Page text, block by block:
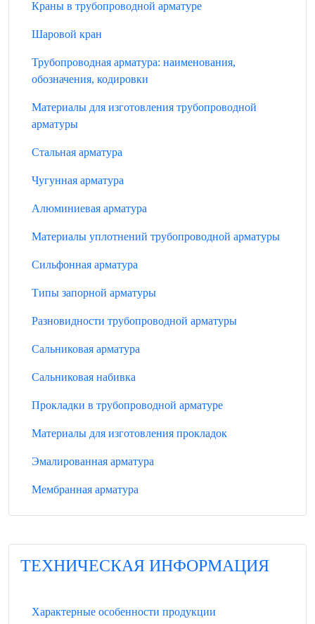
Краны в трубопроводной арматуре
Шаровой кран
Трубопроводная арматура: наименования,
обозначения, кодировки
Материалы для изготовления трубопроводной
арматуры
Стальная арматура
Чугунная арматура
Алюминиевая арматура
Материалы уплотнений трубопроводной арматуры
Сильфонная арматура
Типы запорной арматуры
Разновидности трубопроводной арматуры
Сальниковая арматура
Сальниковая набивка
Прокладки в трубопроводной арматуре
Материалы для изготовления прокладок
Эмалированная арматура
Мембранная арматура
ТЕХНИЧЕСКАЯ ИНФОРМАЦИЯ
Характерные особенности продукции